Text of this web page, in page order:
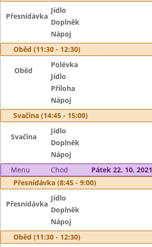
Přesnídávka
Jídlo
Doplněk
Nápoj
Oběd (11:30 - 12:30)
Oběd
Polévka
Jídlo
Příloha
Nápoj
Svačina (14:45 - 15:00)
Svačina
Jídlo
Doplněk
Nápoj
Menu
Chod
Pátek 22. 10. 2021
Přesnídávka (8:45 - 9:00)
Přesnídávka
Jídlo
Doplněk
Nápoj
Oběd (11:30 - 12:30)